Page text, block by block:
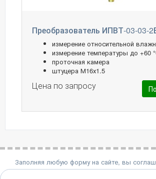
Преобразователь ИПВТ-03-03-
измерение относительной
измерение температуры до +60
проточная камера
штуцера М16х1.5
Цена по запросу
Заполняя любую форму на сайте, вы
политикой конфиденциальности.